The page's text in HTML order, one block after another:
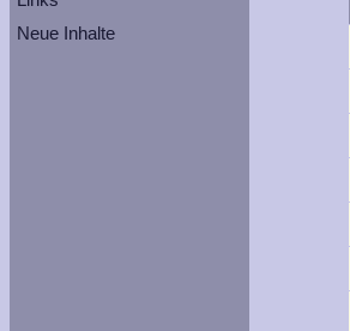
Neue Inhalte